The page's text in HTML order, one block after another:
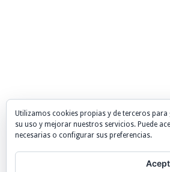
Utilizamos cookies propias y de terceros
su uso y mejorar nuestros servicios. Puede
necesarias o configurar sus preferencias.